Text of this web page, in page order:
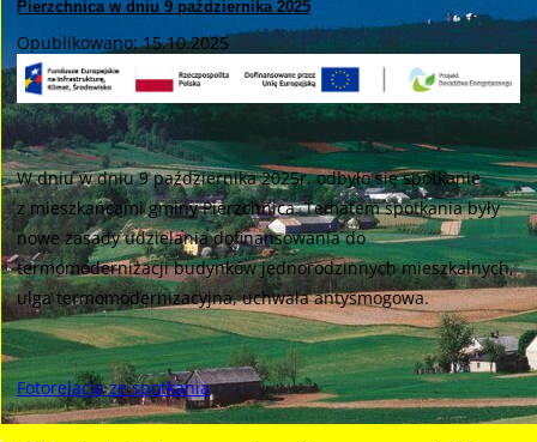
Pierzchnica w dniu 9 października 2025
Opublikowano: 15.10.2025
W dniu w dniu 9 października 2025r. odbyło się spotkanie
z mieszkańcami gminy Pierzchnica. Tematem spotkania były
nowe zasady udzielania dofinansowania do
termomodernizacji budynków jednorodzinnych mieszkalnych,
ulga termomodernizacyjna, uchwała antysmogowa.
Fotorelacja ze spotkania